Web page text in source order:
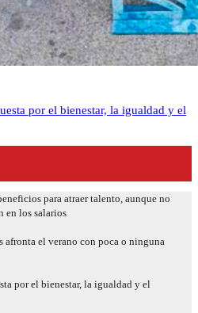
por el bienestar, la igualdad y el
para atraer talento, aunque no
en los salarios
afronta el verano con poca o ninguna
por el bienestar, la igualdad y el